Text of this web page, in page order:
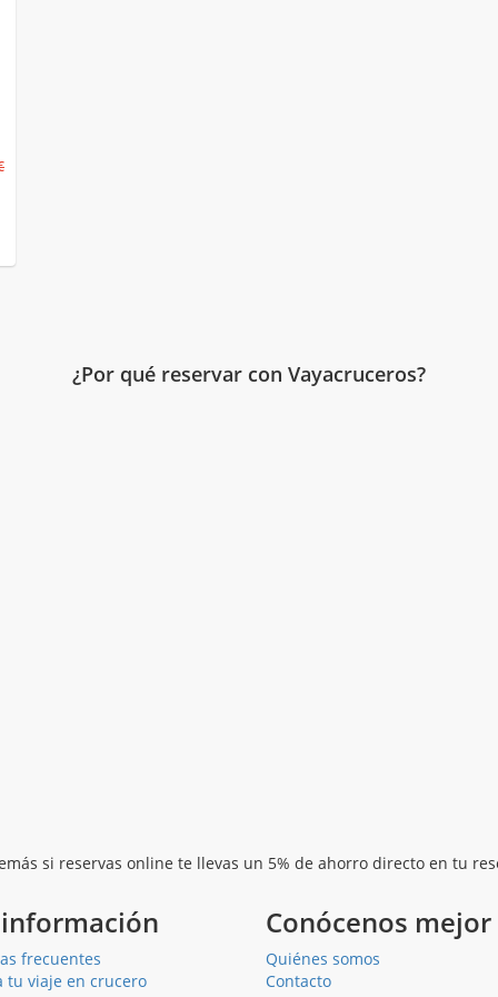
¿Por qué reservar con Vayacruceros?
si reservas online te llevas un 5% de ahorro directo en tu
frecuentes
tu viaje en crucero
Conócenos mejor
Quiénes somos
Contacto